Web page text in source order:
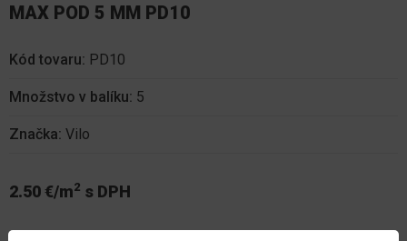
MAX POD 5 MM PD10
Kód tovaru: PD10
Množstvo v balíku: 5
Značka: Vilo
2.50 €/m2 s DPH